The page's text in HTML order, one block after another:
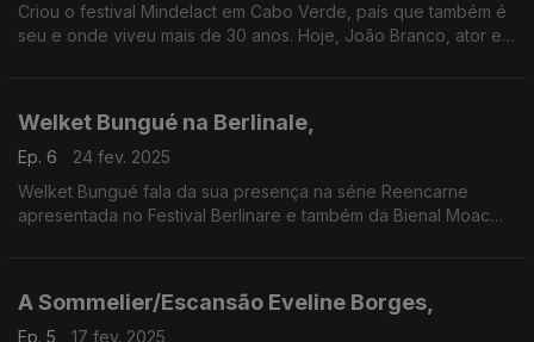
Criou o festival Mindelact em Cabo Verde, país que também é
seu e onde viveu mais de 30 anos. Hoje, João Branco, ator e
Welket Bungué na Berlinale,
Ep. 6
24 fev. 2025
Welket Bungué fala da sua presença na série Reencarne
apresentada no Festival Berlinare e também da Bienal Moac
A Sommelier/Escansão Eveline Borges,
Ep. 5 17 fev. 2025